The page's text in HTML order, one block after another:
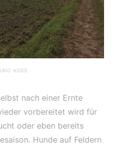
ASSIS
nach einer Ernte
vorbereitet wird für
oder eben bereits
Hunde auf Feldern